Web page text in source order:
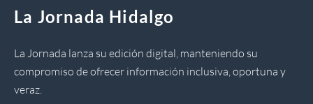
La Jornada Hidalgo
La Jornada lanza su edición digital, manteniendo su
compromiso de ofrecer información inclusiva, oportuna y
veraz.